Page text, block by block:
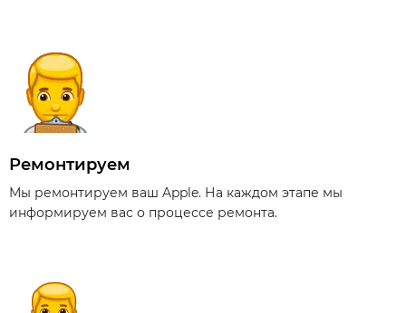
Ремонтируем
Мы ремонтируем ваш Apple. На каждом этапе мы
информируем вас о процессе ремонта.